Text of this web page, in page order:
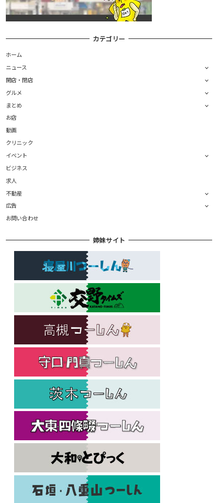
カテゴリー
ホーム
ニュース
開店・閉店
グルメ
まとめ
お店
動画
クリニック
イベント
ビジネス
求人
不動産
広告
お問い合わせ
姉妹サイト